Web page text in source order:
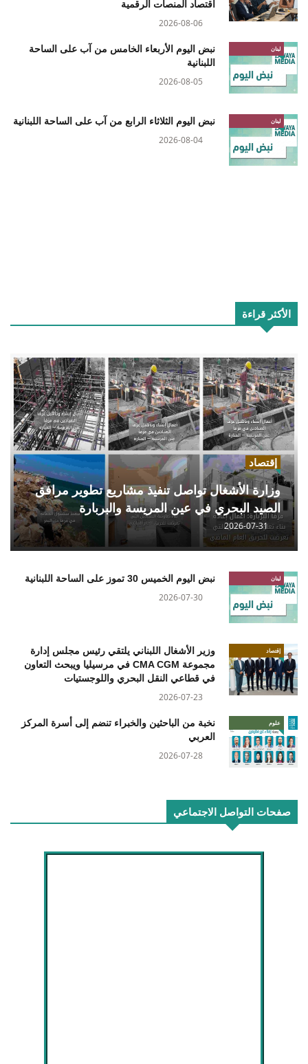
اقتصاد المنصات الرقمية
2026-08-06
لبنان
نبض اليوم الأربعاء الخامس من آب على الساحة
اللبنانية
2026-08-05
لبنان نبض اليوم الثلاثاء الرابع من آب على الساحة اللبنانية
2026-08-04
الأكثر قراءة
إقتصاد
وزارة الأشغال تواصل تنفيذ مشاريع تطوير مرافق
الصيد البحري في عين المريسة والبربارة
2026-07-31
لبنان نبض اليوم الخميس 30 تموز على الساحة اللبنانية
2026-07-30
إقتصاد
وزير الأشغال اللبناني يلتقي رئيس مجلس إدارة
مجموعة CMA CGM في مرسيليا ويبحث التعاون
في قطاعي النقل البحري واللوجستيات
2026-07-23
علوم
نخبة من الباحثين والخبراء تنضم إلى أسرة المركز
العربي
2026-07-28
صفحات التواصل الاجتماعي